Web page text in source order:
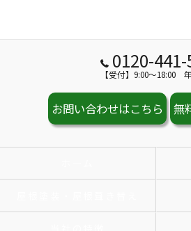
0120-
【受付】9:00～18:00
お問い合わせはこちら 無